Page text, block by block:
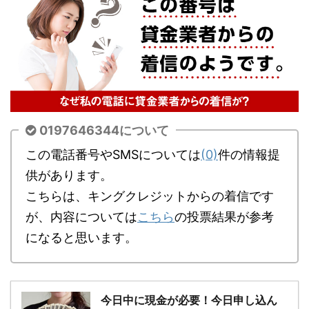
0197646344について
この電話番号やSMSについては(0)件の情報提
供があります。
こちらは、キングクレジットからの着信です
が、内容についてはこちらの投票結果が参考
になると思います。
今日中に現金が必要！今日申し込ん